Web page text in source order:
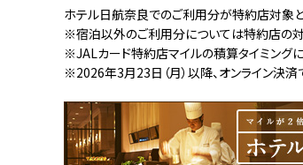
ホテル日航奈良でのご利用分が特約店対象と
※宿泊以外のご利用分については特約店の対
※JALカード特約店マイルの積算タイミング
※2026年3月23日（月）以降、オンライン決